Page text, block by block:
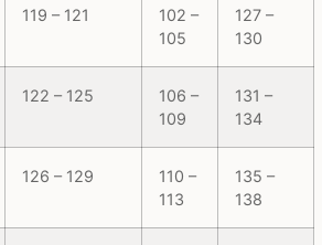
119 – 121
102 –
105
127 –
130
122 – 125
106 –
109
131 –
134
126 – 129
110 –
113
135 –
138